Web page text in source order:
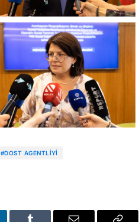
#DOST AGENTLIYI